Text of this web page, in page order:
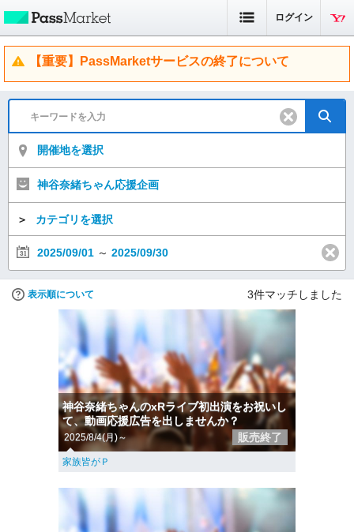
ログイン
【重要】PassMarketサービスの終了について
開催地を選択
神谷奈緒ちゃん応援企画
＞ カテゴリを選択
2025/09/01 ～ 2025/09/30
表示順について 3件マッチしました
神谷奈緒ちゃんのxRライブ初出演をお祝いし
て、動画応援広告を出しませんか？
2025/8/4(月)～ 販売終了
家族皆がＰ